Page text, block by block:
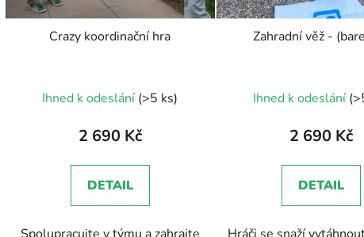
d
Crazy koordinační hra
Ihned k odeslání (>5 ks)
2 690 Kč
DETAIL
Zahradní věž -
produktu
5,0
z
Ihned k odeslání
2 690 Kč
DETAIL